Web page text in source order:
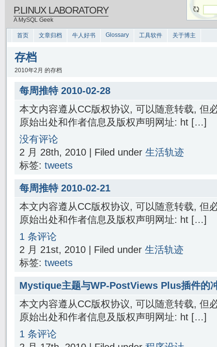
P.LINUX LABORATORY
A MySQL Geek
首页 文章归档 牛人好书 Glossary 工具软件 关于博主
存档
2010年2月 的存档
每周推特 2010-02-28
本文内容遵从CC版权协议, 可以随意转载, 但
原始出处和作者信息及版权声明网址: ht […]
没有评论
2 月 28th, 2010 | Filed under 生活轨迹
标签: tweets
每周推特 2010-02-21
本文内容遵从CC版权协议, 可以随意转载, 但
原始出处和作者信息及版权声明网址: ht […]
1 条评论
2 月 21st, 2010 | Filed under 生活轨迹
标签: tweets
Mystique主题与WP-PostViews Plus插件的
本文内容遵从CC版权协议, 可以随意转载, 但
原始出处和作者信息及版权声明网址: ht […]
1 条评论